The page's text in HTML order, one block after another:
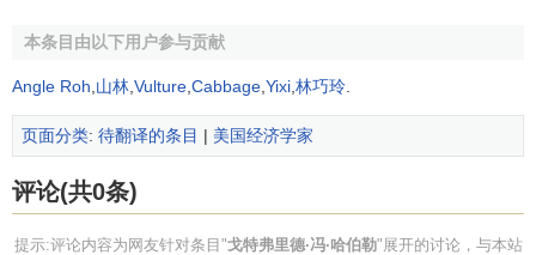
Major works of Gottfried Haberler
Der Sinn der indexzahlen, 1927.
"Irving Fisher's Theory of Interest", 1931, QJE.
"Money and the Business Cycle", 1932, in Wright,
editor, Gold and Monetary Stabilization
Der Internationale Handel, 1933.
本条目由以下用户参与贡献
Angle Roh 山林 Vulture Cabbage Yixi 林巧玲
页面分类: 待翻译的条目 | 美国经济学家
评论(共0条)
提示:评论内容为网友针对条目"戈特弗里德·冯·哈伯勒"展开的讨论，与本站